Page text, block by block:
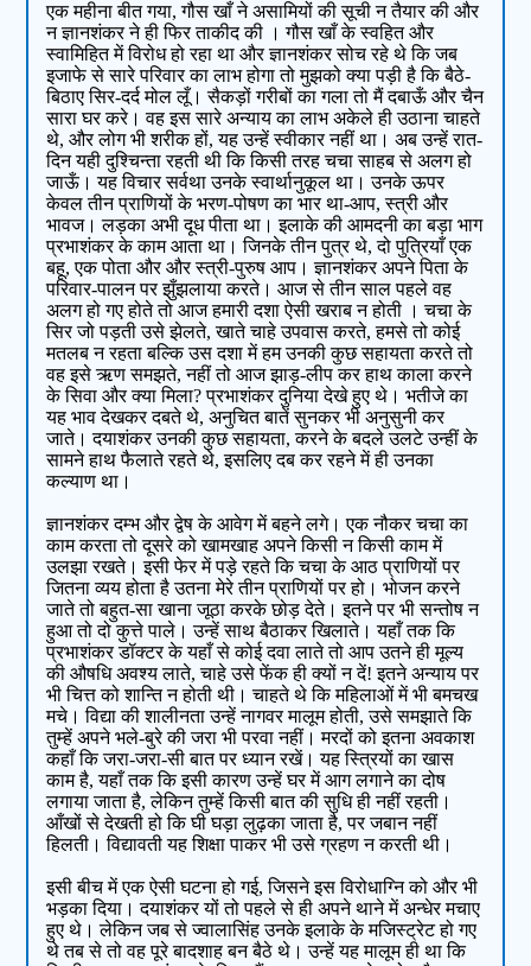
एक महीना बीत गया, गौस खाँ ने असामियों की सूची न तैयार की और
न ज्ञानशंकर ने ही फिर ताकीद की । गौस खाँ के स्वहित और
स्वामिहित में विरोध हो रहा था और ज्ञानशंकर सोच रहे थे कि जब
इजाफे से सारे परिवार का लाभ होगा तो मुझको क्या पड़ी है कि बैठे-
बिठाए सिर-दर्द मोल लूँ। सैकड़ों गरीबों का गला तो मैं दबाऊँ और चैन
सारा घर करे। वह इस सारे अन्याय का लाभ अकेले ही उठाना चाहते
थे, और लोग भी शरीक हों, यह उन्हें स्वीकार नहीं था। अब उन्हें रात-
दिन यही दुश्चिन्ता रहती थी कि किसी तरह चचा साहब से अलग हो
जाऊँ। यह विचार सर्वथा उनके स्वार्थानुकूल था। उनके ऊपर
केवल तीन प्राणियों के भरण-पोषण का भार था-आप, स्त्री और
भावज। लड़का अभी दूध पीता था। इलाके की आमदनी का बड़ा भाग
प्रभाशंकर के काम आता था। जिनके तीन पुत्र थे, दो पुत्रियाँ एक
बहू, एक पोता और और स्त्री-पुरुष आप। ज्ञानशंकर अपने पिता के
परिवार-पालन पर झुँझलाया करते। आज से तीन साल पहले वह
अलग हो गए होते तो आज हमारी दशा ऐसी खराब न होती । चचा के
सिर जो पड़ती उसे झेलते, खाते चाहे उपवास करते, हमसे तो कोई
मतलब न रहता बल्कि उस दशा में हम उनकी कुछ सहायता करते तो
वह इसे ऋण समझते, नहीं तो आज झाड़-लीप कर हाथ काला करने
के सिवा और क्‍या मिला? प्रभाशंकर दुनिया देखे हुए थे। भतीजे का
यह भाव देखकर दबते थे, अनुचित बातें सुनकर भी अनुसुनी कर
जाते। दयाशंकर उनकी कुछ सहायता, करने के बदले उलटे उन्हीं के
सामने हाथ फैलाते रहते थे, इसलिए दब कर रहने में ही उनका
कल्याण था।
ज्ञानशंकर दम्भ और द्वेष के आवेग में बहने लगे। एक नौकर चचा का
काम करता तो दूसरे को खामखाह अपने किसी न किसी काम में
उलझा रखते। इसी फेर में पड़े रहते कि चचा के आठ प्राणियों पर
जितना व्यय होता है उतना मेरे तीन प्राणियों पर हो। भोजन करने
जाते तो बहुत-सा खाना जूठा करके छोड़ देते। इतने पर भी सन्‍तोष न
हुआ तो दो कुत्ते पाले। उन्हें साथ बैठाकर खिलाते। यहाँ तक कि
प्रभाशंकर डॉक्टर के यहाँ से कोई दवा लाते तो आप उतने ही मूल्य
की औषधि अवश्य लाते, चाहे उसे फेंक ही क्‍यों न दें! इतने अन्याय पर
भी चित्त को शान्ति न होती थी। चाहते थे कि महिलाओं में भी बमचख
मचे। विद्या की शालीनता उन्हें नागवर मालूम होती, उसे समझाते कि
तुम्हें अपने भले-बुरे की जरा भी परवा नहीं। मरदों को इतना अवकाश
कहाँ कि जरा-जरा-सी बात पर ध्यान रखें। यह स्त्रियों का खास
काम है, यहाँ तक कि इसी कारण उन्हें घर में आग लगाने का दोष
लगाया जाता है, लेकिन तुम्हें किसी बात की सुधि ही नहीं रहती।
आँखों से देखती हो कि घी घड़ा लुढ़का जाता है, पर जबान नहीं
हिलती। विद्यावती यह शिक्षा पाकर भी उसे ग्रहण न करती थी।
इसी बीच में एक ऐसी घटना हो गई, जिसने इस विरोधाग्नि को और भी
भड़का दिया। दयाशंकर यों तो पहले से ही अपने थाने में अन्धेर मचाए
हुए थे। लेकिन जब से ज्वालासिंह उनके इलाके के मजिस्ट्रेट हो गए
थे तब से तो वह पूरे बादशाह बन बैठे थे। उन्हें यह मालूम ही था कि